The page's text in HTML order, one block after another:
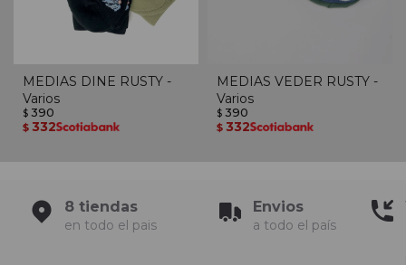
MEDIAS DINE RUSTY -
Varios
$ 390
$ 332
MEDIAS VEDER RUSTY -
Varios
$ 390
$ 332
8 tiendas
en todo el pais
Envios
a todo el país